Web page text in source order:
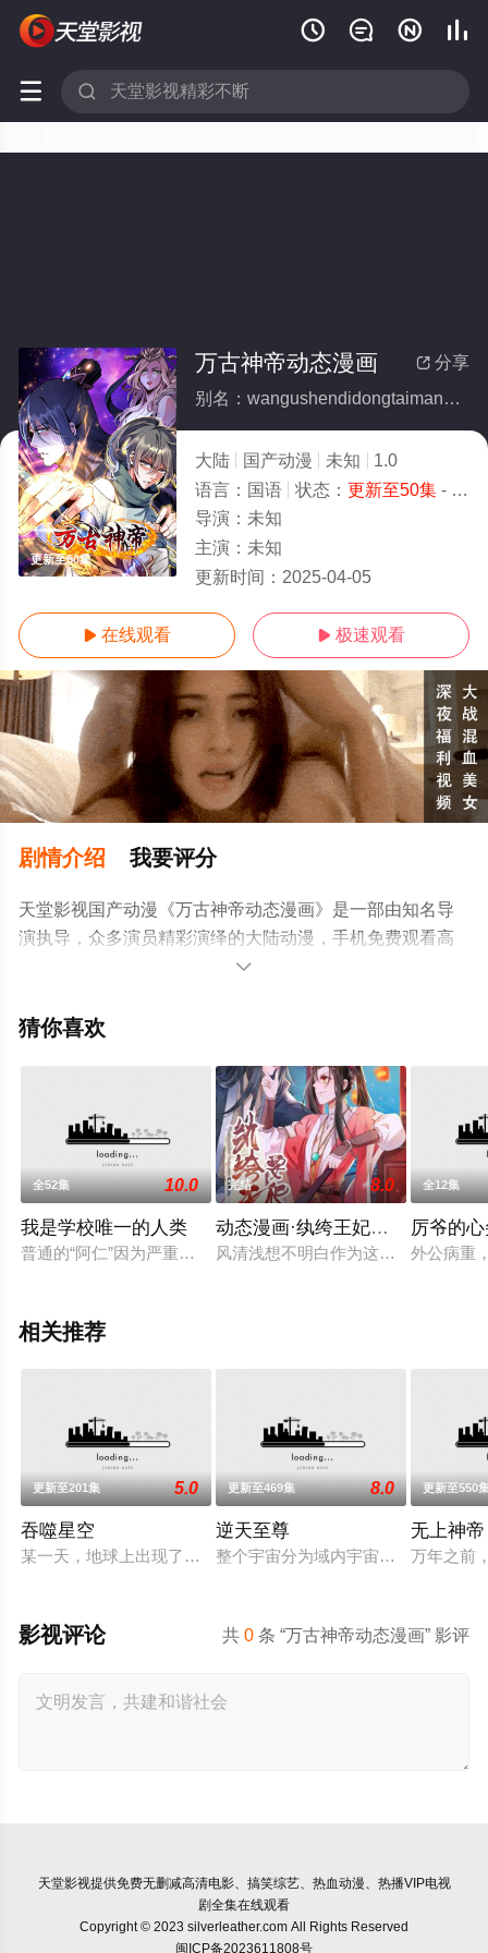
   
 
更新至50集
 分享
万古神帝动态漫画
别名：wangushendidongtaimanhua
大陆 国产动漫 未知
1.0
语言： 国语 状态： 更新至50集- 免费在线观看
导演： 未知
主演： 未知
更新时间： 2025-04-05
 在线观看  极速观看
剧情介绍 我要评分
天堂影视国产动漫《万古神帝动态漫画》是一部由知名导
演执导，众多演员精彩演绎的大陆动漫，手机免费观看高
清未删减完整版动漫全集就上天堂电影网，更多相关信息

猜你喜欢
全52集 10.0
我是学校唯一的人类
普通的“阿仁”因为严重社恐转学来到了一所“没有人类的学校”。
完结 8.0
动态漫画·纨绔王妃要爬墙 第1季
风清浅想不明白作为这条街上最靓
全12集
厉爷的
外公病重
相关推荐
更新至201集 5.0
吞噬星空
某一天，地球上出现了不明来由的RR病毒，将世界卷入灾难之
更新至469集 8.0
逆天至尊
整个宇宙分为域内宇宙和域外宇宙，
更新至550
无上神帝
万年之前
共0 条 “万古神帝动态漫画” 影评
影视评论
天堂影视提供免费无删减高清电影、搞笑综艺、热血动漫、热播VIP电视
剧全集在线观看
Copyright © 2023 silverleather.com All Rights Reserved
闽ICP备2023611808号